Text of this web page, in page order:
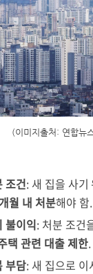
(이미지출처: 연합뉴
조건: 새 집을 사기
월 내 처분해야 함.
불이익: 처분 조건
택 관련 대출 제한.
부담: 새 집으로 이